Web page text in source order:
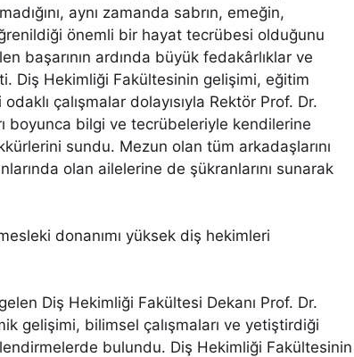
aynı zamanda sabrın, emeğin,
önemli bir hayat tecrübesi olduğunu
başarının ardında büyük fedakârlıklar ve
Diş Hekimliği Fakültesinin gelişimi, eğitim
çalışmalar dolayısıyla Rektör Prof. Dr.
boyunca bilgi ve tecrübeleriyle kendilerine
sundu. Mezun olan tüm arkadaşlarını
olan ailelerine de şükranlarını sunarak
donanımı yüksek diş hekimleri
Diş Hekimliği Fakültesi Dekanı Prof. Dr.
gelişimi, bilimsel çalışmaları ve yetiştirdiği
bulundu. Diş Hekimliği Fakültesinin